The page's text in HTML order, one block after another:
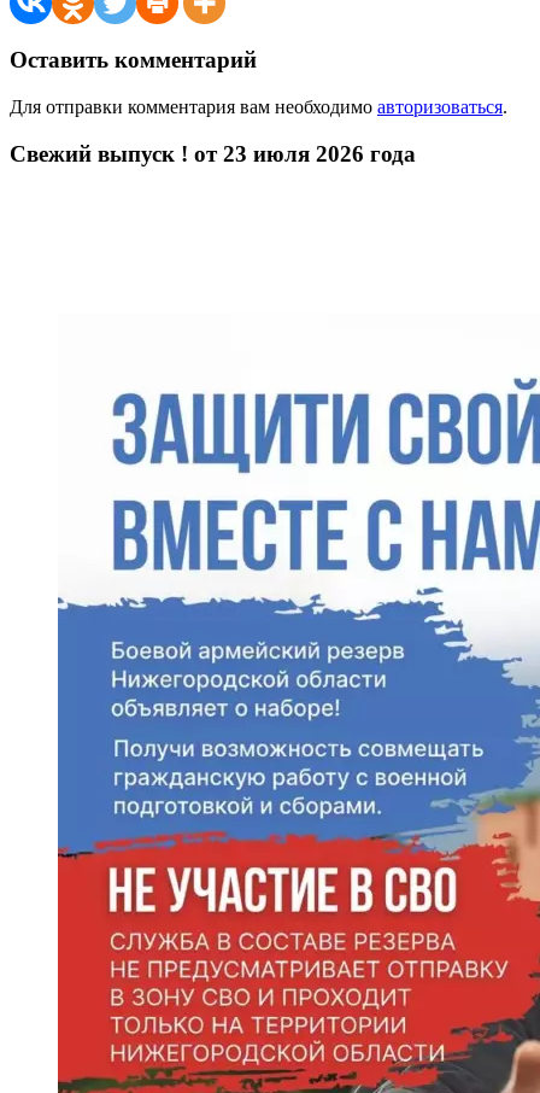
Оставить комментарий
Для отправки комментария вам необходимо авторизоваться.
Свежий выпуск ! от 23 июля 2026 года